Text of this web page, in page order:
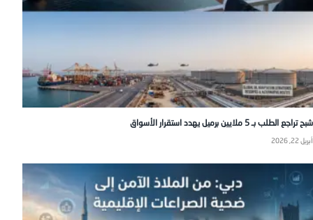
شبح تراجع الطلب بـ 5 ملايين برميل يهدد استقرار الأسواق
أبريل 22, 2026